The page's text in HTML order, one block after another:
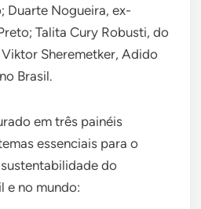
Duarte Nogueira, ex-
Talita Cury Robusti, do
Sheremetker, Adido
Brasil.
em três painéis
essenciais para o
do
e no mundo: